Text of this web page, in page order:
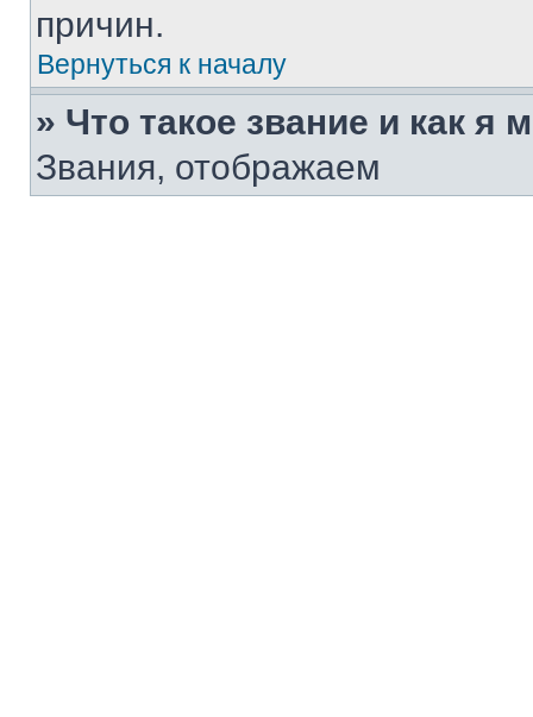
причин.
Вернуться к началу
» Что такое звание и как я
Звания, отображаем